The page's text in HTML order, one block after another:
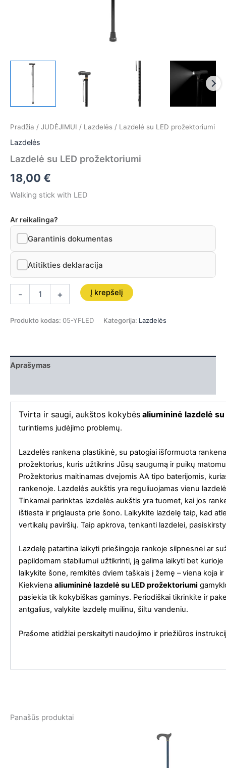
Pradžia / JUDĖJIMUI / Lazdelės / Lazdelė su LED prožektoriumi
Lazdelės
Lazdelė su LED prožektoriumi
18,00 €
Walking stick with LED
Ar reikalinga?
Garantinis dokumentas
Atitikties deklaracija
- + Į krepšelį
Produkto kodas: 05-YFLED Kategorija: Lazdelės
Aprašymas
Tvirta ir saugi, aukštos kokybės aliumininė lazdelė
turintiems judėjimo problemų.
Lazdelės rankena plastikinė, su patogiai išformuota
prožektorius, kuris užtikrins Jūsų saugumą ir puikų
Prožektorius maitinamas dvejomis AA tipo baterijomis,
rankenoje. Lazdelės aukštis yra reguliuojamas vienu
Tinkamai parinktas lazdelės aukštis yra tuomet, kai jos
ištiesta ir priglausta prie šono. Laikykite lazdelę taip, kad
vertikalų paviršių. Taip apkrova, tenkanti lazdelei,
Lazdelę patartina laikyti priešingoje rankoje silpnesnei ar
papildomam stabilumui užtikrinti, ją galima laikyti bet
laikykite šone, remkitės dviem taškais į žemę – viena koja ir
Kiekviena aliumininė lazdelė su LED prožektoriumi
pasiekia tik kokybiškas gaminys. Periodiškai tikrinkite ir
antgalius, valykite lazdelę muilinu, šiltu vandeniu.
Prašome atidžiai perskaityti naudojimo ir priežiūros
Panašūs produktai